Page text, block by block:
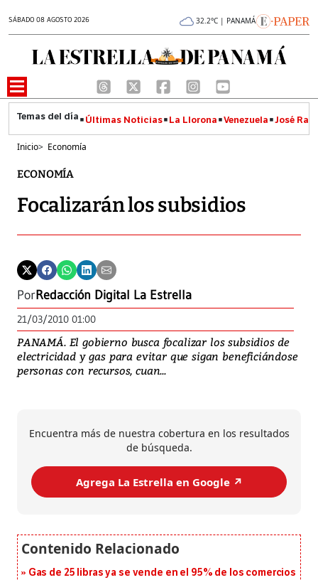
SÁBADO 08 AGOSTO 2026 32.2°C | PANAMÁ
Últimas Noticias La Llorona Venezuela José
Inicio> Economía
ECONOMÍA
Focalizarán los subsidios
PorRedacción Digital La Estrella
21/03/2010 01:00
PANAMÁ. El gobierno busca focalizar los subsidios de
electricidad y gas para evitar que sigan beneficiándose
personas con recursos, cuan...
Encuentra más de nuestra cobertura en los resultados
de búsqueda.
Agrega La Estrella en Google ↗️
Gas de 25 libras ya se vende en el 95% de los comercios